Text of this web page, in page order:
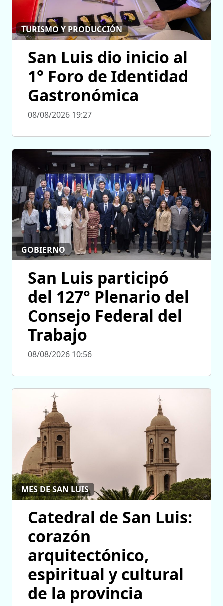
TURISMO Y PRODUCCIÓN
San Luis dio inicio al
1° Foro de Identidad
Gastronómica
08/08/2026 19:27
GOBIERNO
San Luis participó
del 127° Plenario del
Consejo Federal del
Trabajo
08/08/2026 10:56
MES DE SAN LUIS
Catedral de San Luis:
corazón
arquitectónico,
espiritual y cultural
de la provincia